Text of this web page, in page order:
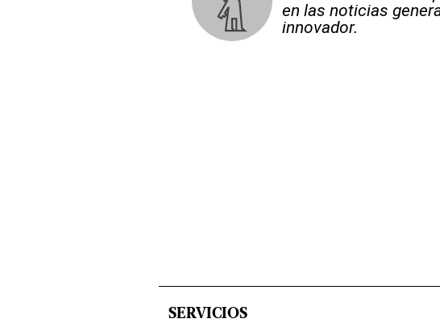
en las noticias
innovador.
SERVICIOS